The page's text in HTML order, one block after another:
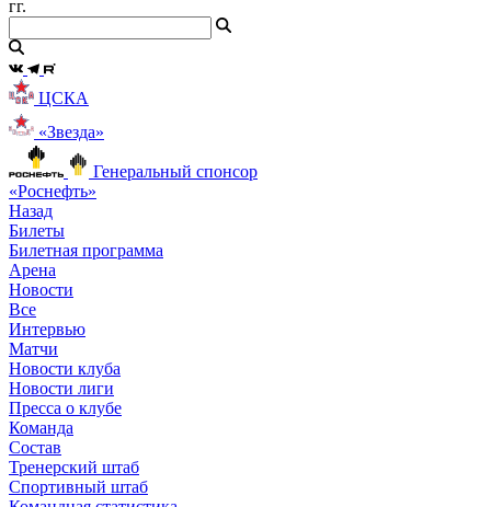
гг.
ЦСКА
«Звезда»
Генеральный спонсор
«Роснефть»
Назад
Билеты
Билетная программа
Арена
Новости
Все
Интервью
Матчи
Новости клуба
Новости лиги
Пресса о клубе
Команда
Состав
Тренерский штаб
Спортивный штаб